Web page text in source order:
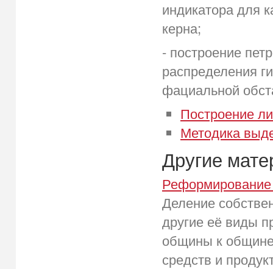
индикатора для
керна;
- построение
распределения
фациальной
Построение
Методика
Другие
Реформирование
Деление
другие её виды
общины к общине
средств и